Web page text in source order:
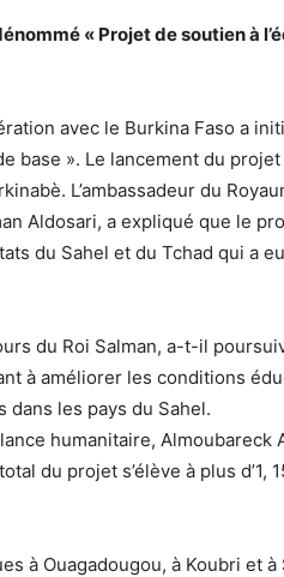
« Projet de soutien à
avec le Burkina Faso a
base ». Le lancement du
L’ambassadeur du
Aldosari, a expliqué que le
du Sahel et du Tchad qui a
du Roi Salman, a-t-il
à améliorer les conditions
les pays du Sahel.
humanitaire, Almoubareck
du projet s’élève à plus d’1,
à Ouagadougou, à Koubri et à